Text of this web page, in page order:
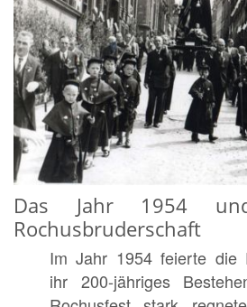
Das Jahr 1954
Rochusbruderschaft
Im Jahr 1954 feierte die
ihr 200-jähriges